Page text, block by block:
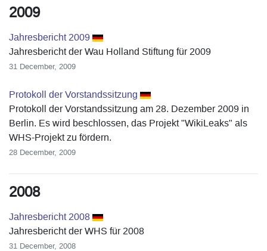
2009
Jahresbericht 2009
Jahresbericht der Wau Holland Stiftung für 2009
31 December, 2009
Protokoll der Vorstandssitzung
Protokoll der Vorstandssitzung am 28. Dezember 2009 in
Berlin. Es wird beschlossen, das Projekt "WikiLeaks" als
WHS-Projekt zu fördern.
28 December, 2009
2008
Jahresbericht 2008
Jahresbericht der WHS für 2008
31 December, 2008